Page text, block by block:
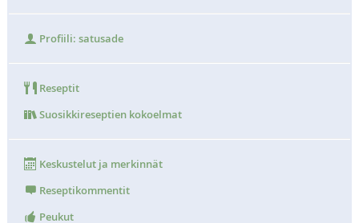
Profiili: satusade
Reseptit
Suosikkireseptien kokoelmat
Keskustelut ja merkinnät
Reseptikommentit
Peukut